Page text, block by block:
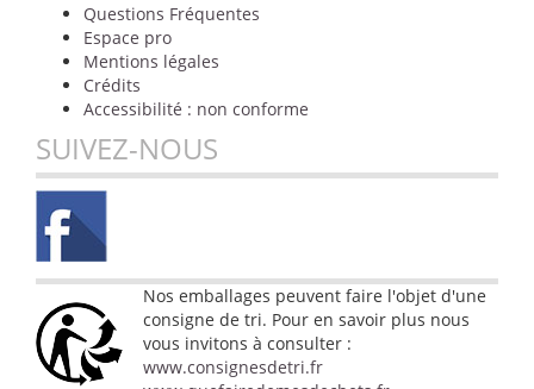
Questions Fréquentes
Espace pro
Mentions légales
Crédits
Accessibilité : non conforme
SUIVEZ-NOUS
Nos emballages peuvent faire l'objet d'une
consigne de tri. Pour en savoir plus nous
vous invitons à consulter :
www.consignesdetri.fr